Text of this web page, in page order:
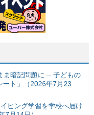
ま暗記問題に ─ 子どもの
ート」（2026年7月23
ピング学習を学校へ届け